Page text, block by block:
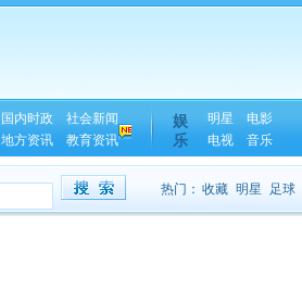
国内时政
社会新闻
地方资讯 教育资讯
娱
乐
明星
电影
电视
音乐
热门： 收藏 明星 足球